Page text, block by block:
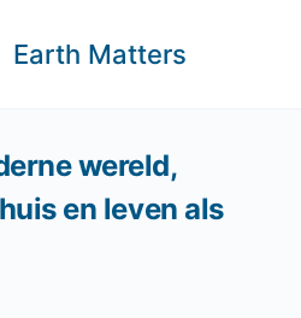
Earth Matters
wereld,
en leven als